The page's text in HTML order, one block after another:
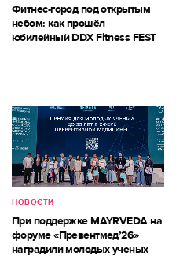
Фитнес-город под открытым
небом: как прошёл
юбилейный DDX Fitness FEST
НОВОСТИ
При поддержке MAYRVEDA на
форуме «Превентмед’26»
наградили молодых ученых